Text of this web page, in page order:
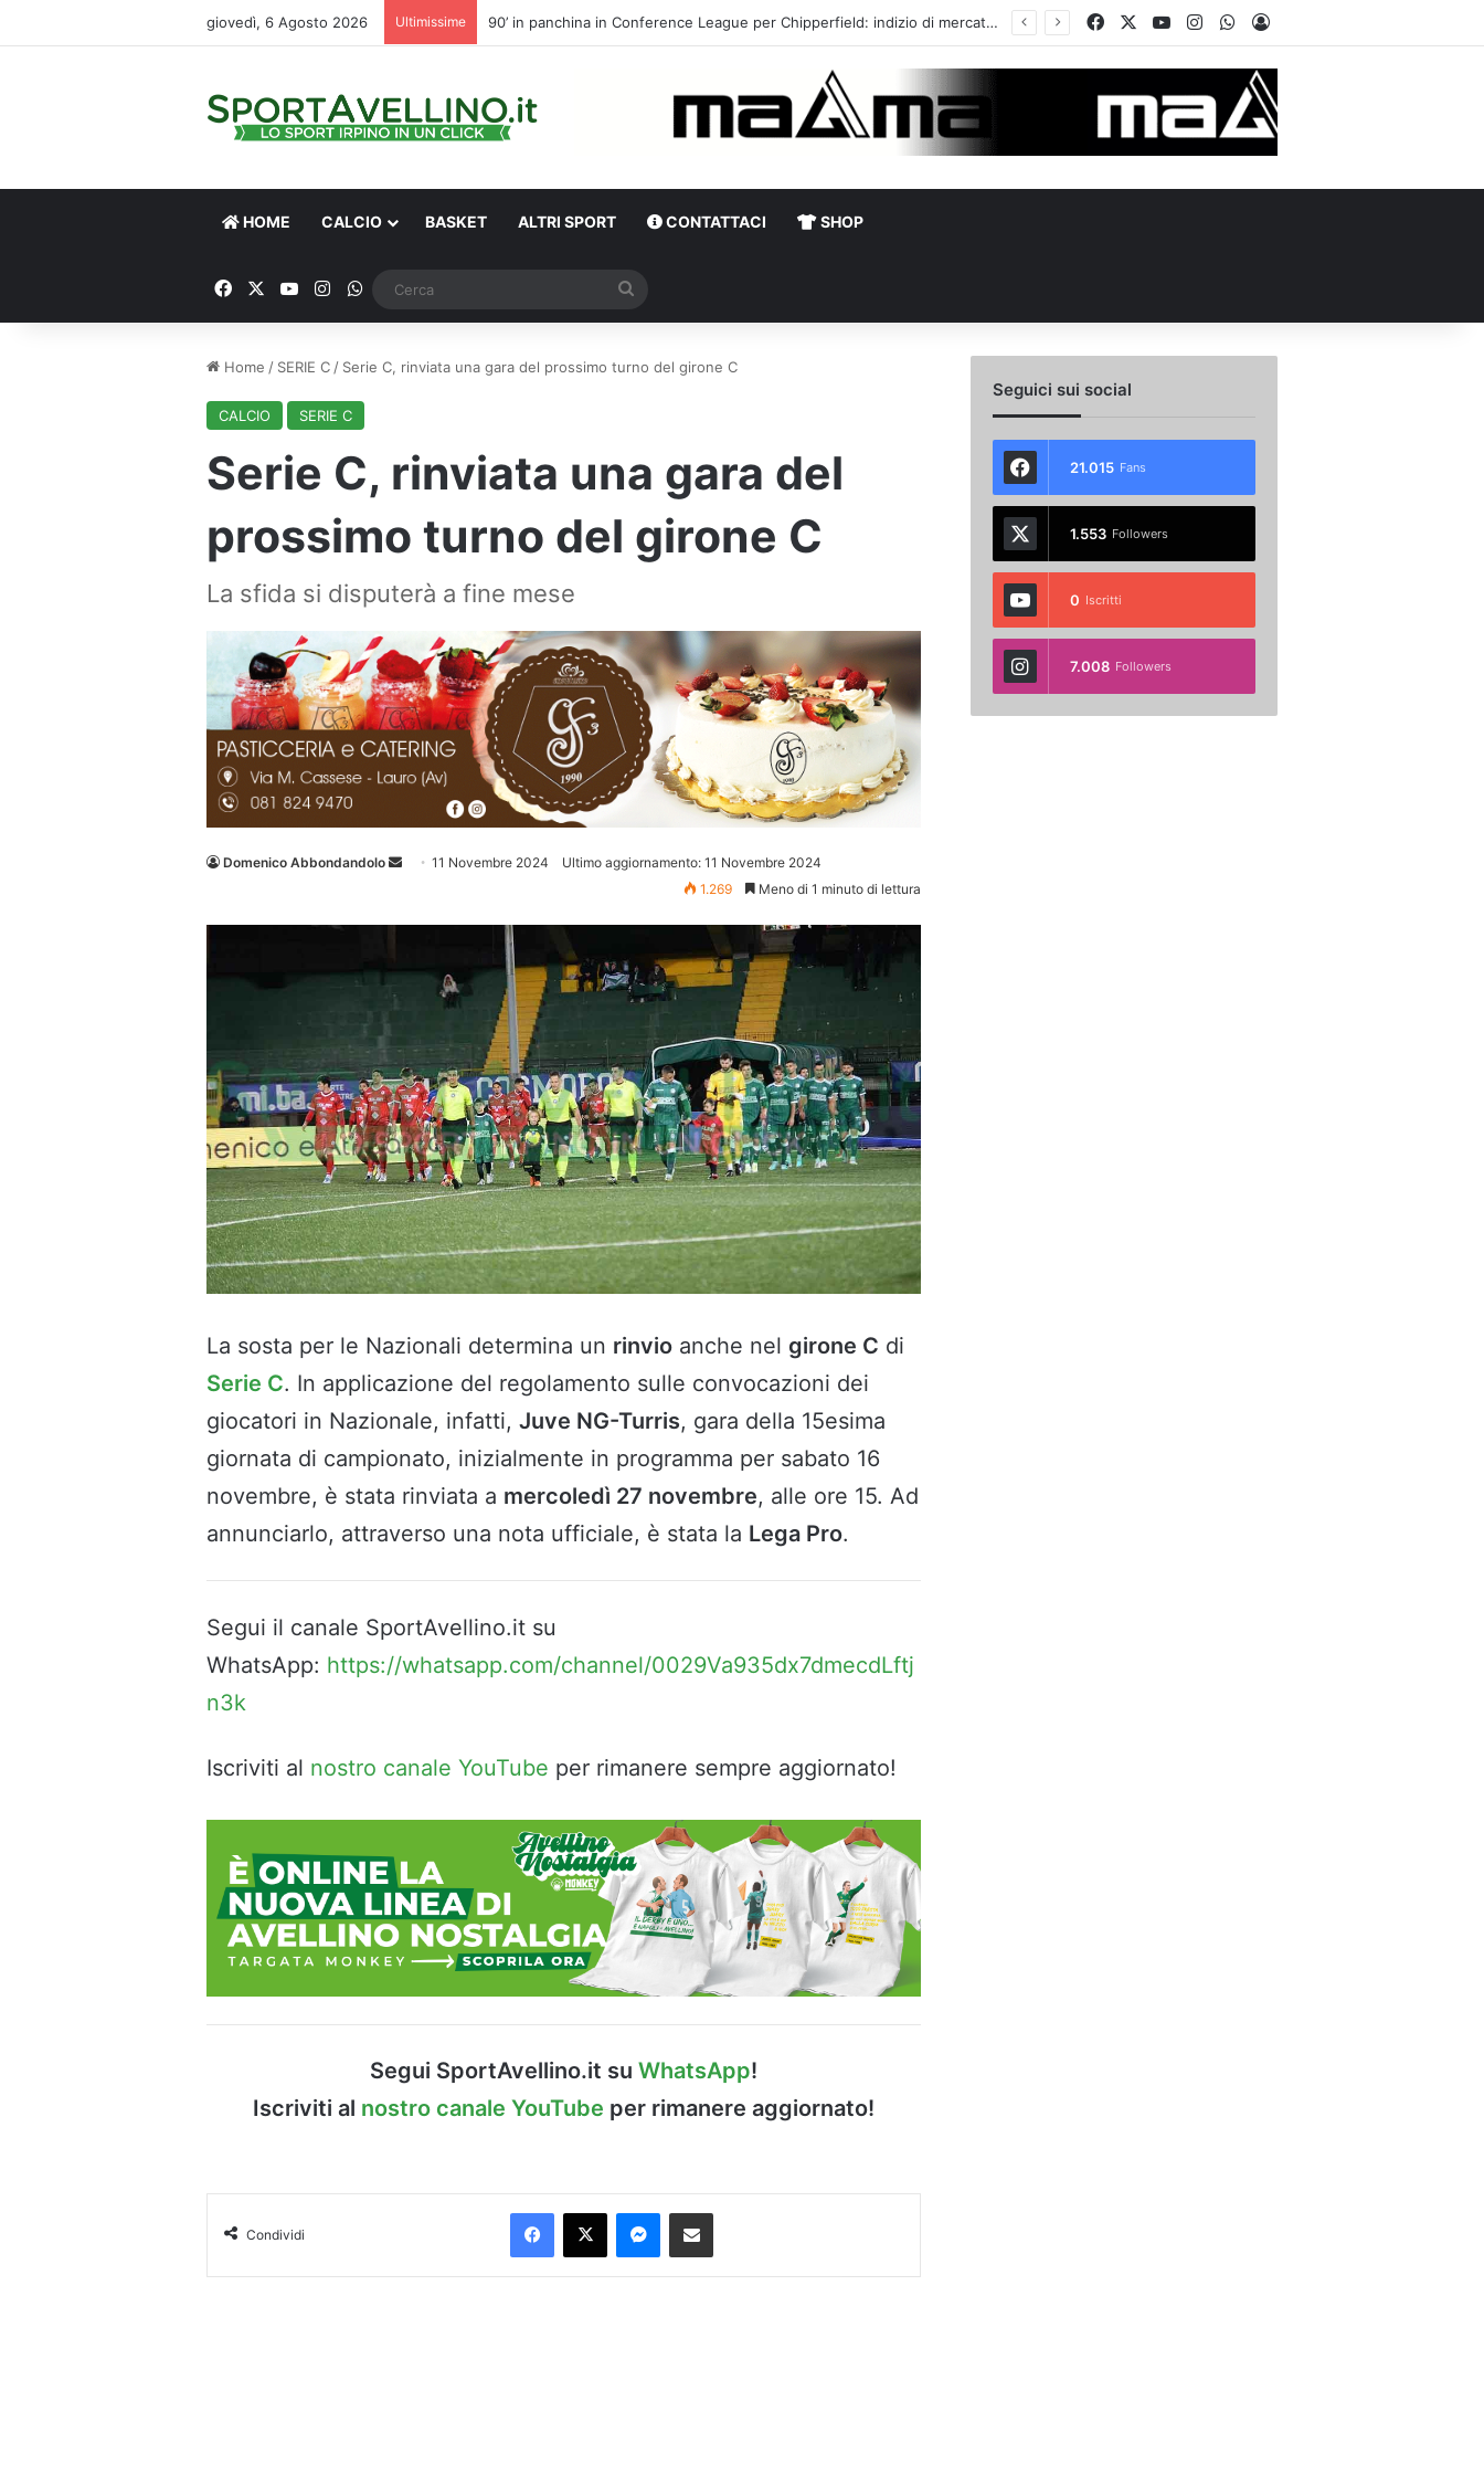
giovedì, 6 Agosto 2026 Ultimissime Calciomercato, l’ex Avellino Le Borgne conteso da due club cadetti: la situazione FacebookYou TubeInstagramWhatsApp
Accedi
HOME CALCIO BASKET ALTRI SPORT CONTATTACI SHOP
FacebookYou TubeInstagram
WhatsApp
Home / SERIE C / Serie C, rinviata una gara del prossimo turno del girone C
CALCIO SERIE C
Serie C, rinviata una gara del
prossimo turno del girone C
La sfida si disputerà a fine mese
Domenico Abbondandolo
Invia 11 Novembre 2024
Ultimo aggiornamento: 11 Novembre 2024
1.269
Meno di 1 minuto di lettura
La sosta per le Nazionali determina un rinvio anche nel girone C di
Serie C. In applicazione del regolamento sulle convocazioni dei
giocatori in Nazionale, infatti, Juve NG-Turris, gara della 15esima
giornata di campionato, inizialmente in programma per sabato 16
novembre, è stata rinviata a mercoledì 27 novembre, alle ore 15. Ad
annunciarlo, attraverso una nota ufficiale, è stata la Lega Pro.
Segui il canale SportAvellino.it su
WhatsApp: https://whatsapp.com/channel/0029Va935dx7dmecdLftj
n3k
Iscriviti al nostro canale YouTube per rimanere sempre aggiornato!
Segui SportAvellino.it su WhatsApp!
Iscriviti al nostro canale YouTube per rimanere aggiornato!
Condividi
Facebook
X Messenger
Condividi via Email
Seguici sui social
21.015 Fans
1.553 Followers
0 Iscritti
7.008 Followers